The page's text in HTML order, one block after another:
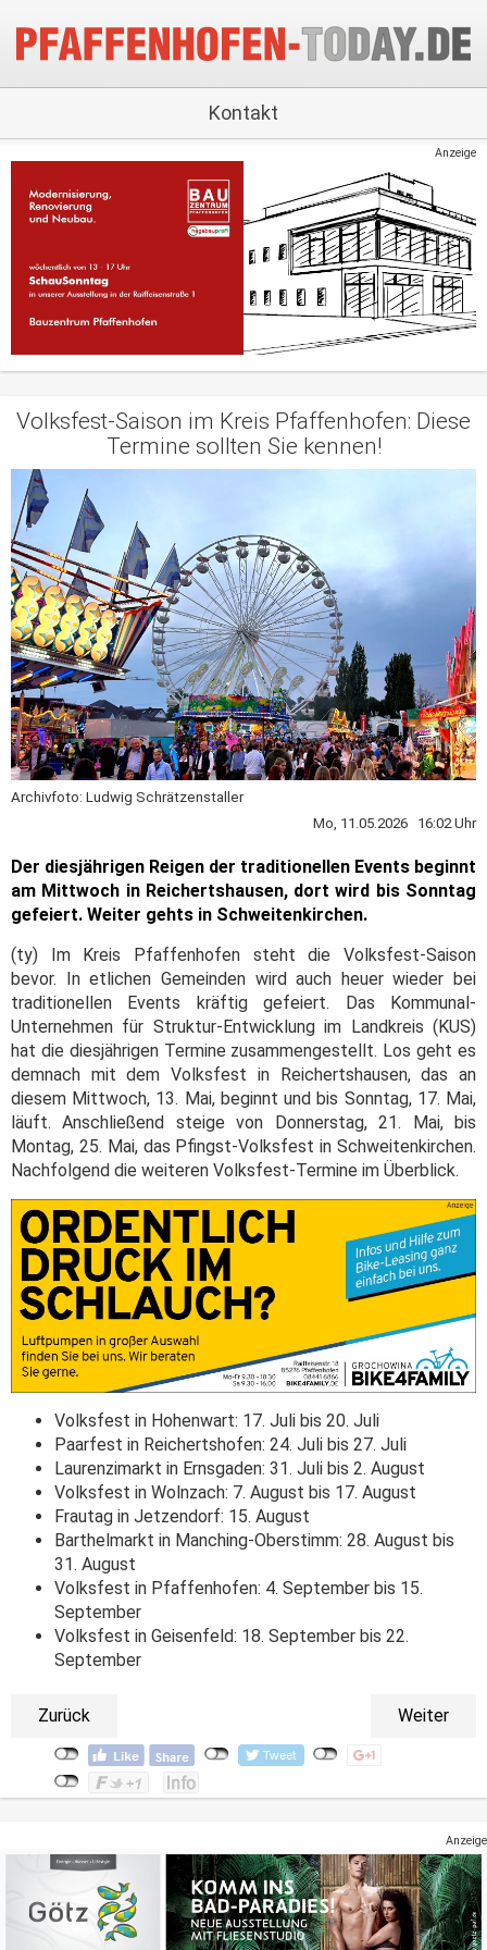
Kontakt
Anzeige
Volksfest-Saison im Kreis Pfaffenhofen: Diese
Termine sollten Sie kennen!
Archivfoto: Ludwig Schrätzenstaller
Mo, 11.05.2026 16:02 Uhr
Der diesjährigen Reigen der traditionellen Events beginnt
am Mittwoch in Reichertshausen, dort wird bis Sonntag
gefeiert. Weiter gehts in Schweitenkirchen.
(ty) Im Kreis Pfaffenhofen steht die Volksfest-Saison
bevor. In etlichen Gemeinden wird auch heuer wieder bei
traditionellen Events kräftig gefeiert. Das Kommunal-
Unternehmen für Struktur-Entwicklung im Landkreis (KUS)
hat die diesjährigen Termine zusammengestellt. Los geht es
demnach mit dem Volksfest in Reichertshausen, das an
diesem Mittwoch, 13. Mai, beginnt und bis Sonntag, 17. Mai,
läuft. Anschließend steige von Donnerstag, 21. Mai, bis
Montag, 25. Mai, das Pfingst-Volksfest in Schweitenkirchen.
Nachfolgend die weiteren Volksfest-Termine im Überblick.
Volksfest in Hohenwart: 17. Juli bis 20. Juli
Paarfest in Reichertshofen: 24. Juli bis 27. Juli
Laurenzimarkt in Ernsgaden: 31. Juli bis 2. August
Volksfest in Wolnzach: 7. August bis 17. August
Frautag in Jetzendorf: 15. August
Barthelmarkt in Manching-Oberstimm: 28. August bis
31. August
Volksfest in Pfaffenhofen: 4. September bis 15.
September
Volksfest in Geisenfeld: 18. September bis 22.
September
Zurück Weiter
Anzeige